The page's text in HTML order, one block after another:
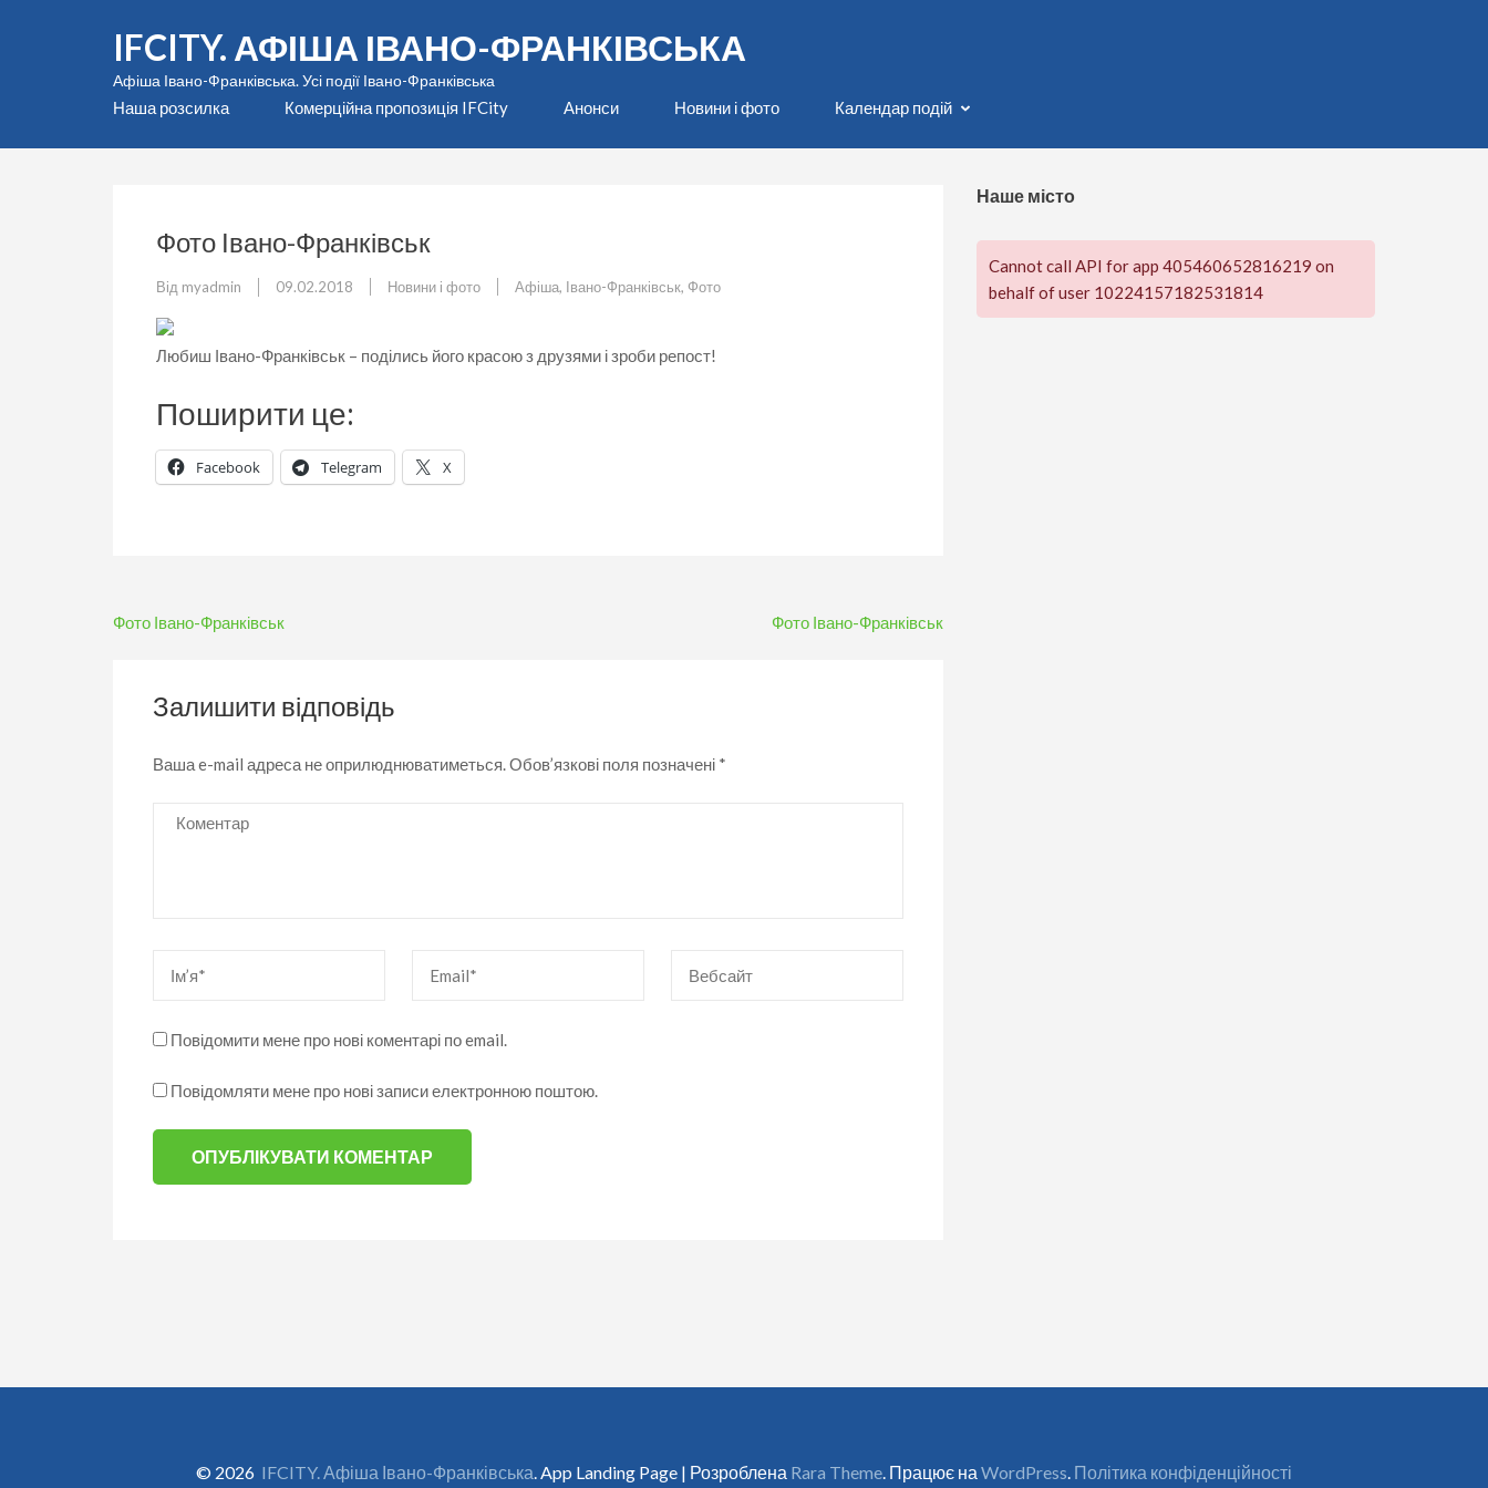
IFCITY. АФІША ІВАНО-ФРАНКІВСЬКА
Афіша Івано-Франківська. Усі події Івано-Франківська
Наша розсилка Комерційна пропозиція IFCity Анонси Новини і фото Календар подій
Фото Івано-Франківськ
Від myadmin 09.02.2018 Новини і фото Афіша, Івано-Франківськ, Фото
Любиш Івано-Франківськ – поділись його красою з друзями і зроби репост!
Поширити це:
Facebook Telegram X
Навігація
Фото Івано-Франківськ Фото Івано-Франківськ
Залишити відповідь
Ваша e-mail адреса не оприлюднюватиметься.Обов’язкові поля позначені *
Коментар
Повідомити мене про нові коментарі по email.
Повідомляти мене про нові записи електронною поштою.
Наше місто
Cannot call API for app 405460652816219 on
behalf of user 10224157182531814
© 2026 IFCITY. Афіша Івано-Франківська. App Landing Page | Розроблена Rara Theme. Працює на WordPress. Політика конфіденційності